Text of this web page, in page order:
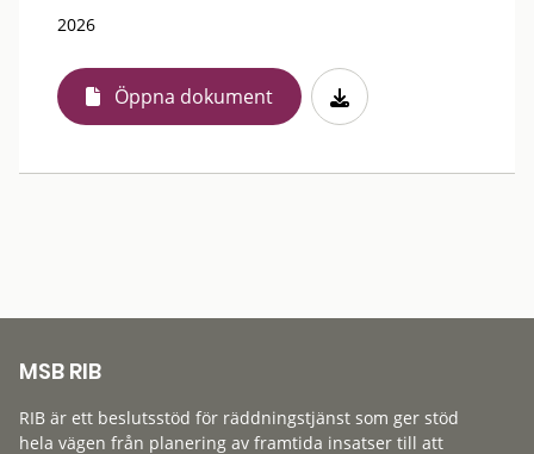
2026
Öppna dokument
MSB RIB
RIB är ett beslutsstöd för räddningstjänst som ger stöd
hela vägen från planering av framtida insatser till att